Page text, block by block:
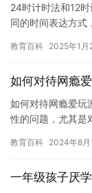
24时计时法和12
同的时间表达方式
教育百科 2025年1月
如何对待网瘾
如何对待网瘾爱玩
性的问题，尤其是
都受…
教育百科 2024年8月
一年级孩子厌